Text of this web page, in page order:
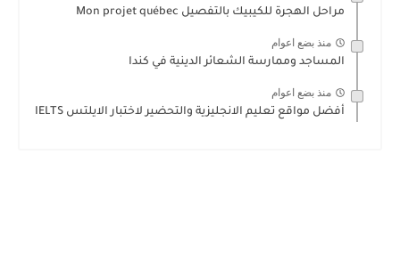
مراحل الهجرة للكيبيك بالتفصيل Mon projet québec
منذ بضع اعوام
المساجد وممارسة الشعائر الدينية في كندا
منذ بضع اعوام
أفضل مواقع تعليم الانجليزية والتحضير لاختبار الايلتس IELTS